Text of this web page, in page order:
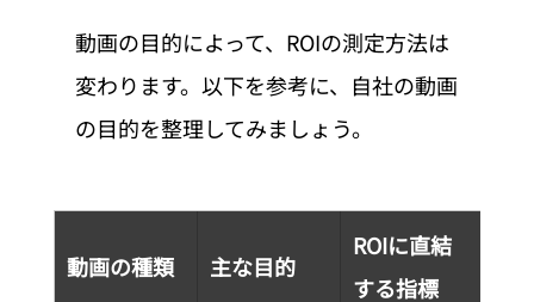
動画の目的によって、ROIの測定方法は
変わります。以下を参考に、自社の動画
の目的を整理してみましょう。
動画の種類 主な目的
ROIに直結
する指標